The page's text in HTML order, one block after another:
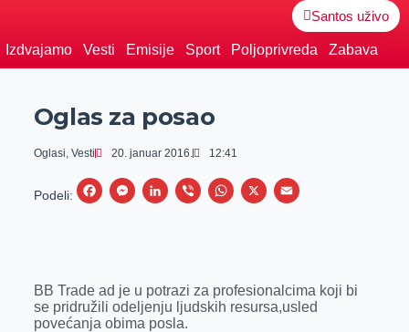
Santos uživo
Izdvajamo Vesti Emisije Sport Poljoprivreda Zabava
Oglas za posao
Oglasi, Vesti 20. januar 2016. 12:41
Podeli:
F
b
o
M
e
n
L
e
d
V
r
W
s
X
E
l
BB Trade ad je u potrazi za profesionalcima koji bi
se pridružili odeljenju ljudskih resursa,usled
povećanja obima posla.